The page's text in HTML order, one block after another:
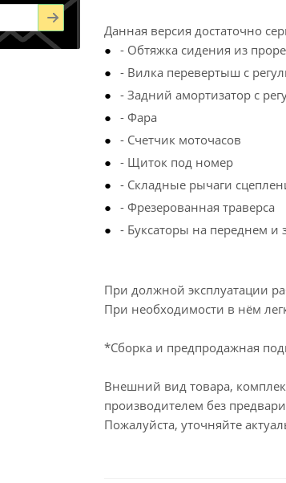
Данная версия достаточно
- Обтяжка сидения из
- Вилка перевертыш с
- Задний амортизатор с
- Фара
- Счетчик моточасов
- Щиток под номер
- Складные рычаги
- Фрезерованная траверса
- Буксаторы на переднем и
При должной эксплуатации
При необходимости в нём
*Сборка и предпродажная
Внешний вид товара,
производителем без
Пожалуйста, уточняйте